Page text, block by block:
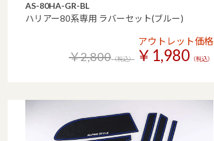
AS-80HA-GR-BL
ハリアー80系専用 ラバーセット(ブルー)
アウトレット価格
￥2,800（税込） ￥1,980 （税込）